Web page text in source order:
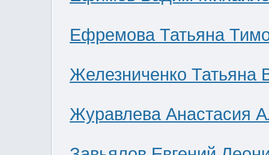
Ефремова Татьяна
Железниченко Татьяна
Журавлева Анастасия